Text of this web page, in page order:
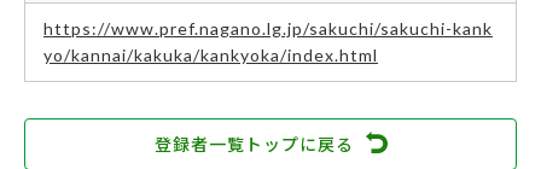
https://www.pref.nagano.lg.jp/sakuchi/sakuchi-kank
yo/kannai/kakuka/kankyoka/index.html
登録者一覧トップに戻る